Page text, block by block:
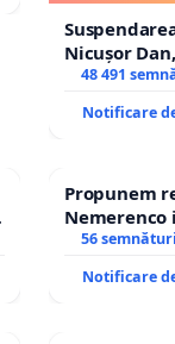
Nicușor
și48 491
Notificare
Propunem
Sanatatii
56 semnături
Notificare